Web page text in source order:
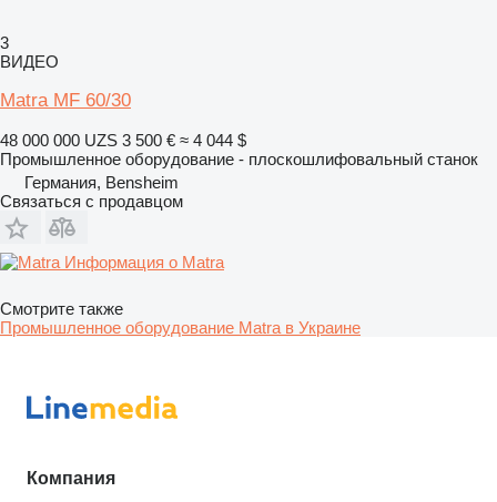
3
ВИДЕО
Matra MF 60/30
48 000 000 UZS 3 500 € ≈ 4 044 $
Промышленное оборудование - плоскошлифовальный станок
Германия, Bensheim
Связаться с продавцом
Информация о Matra
Смотрите также
Промышленное оборудование Matra в Украине
Компания